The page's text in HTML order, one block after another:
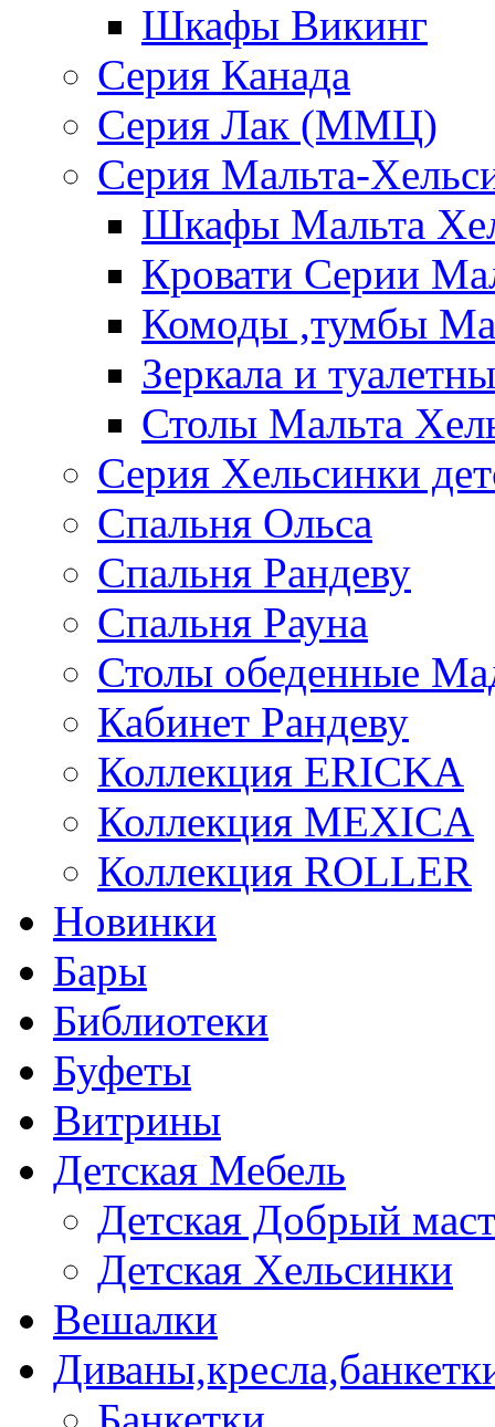
Шкафы Викинг
Серия Канада
Серия Лак (ММЦ)
Серия Мальта-
Шкафы Мальта
Кровати Серии
Комоды ,тумбы
Зеркала и
Столы Мальта
Серия Хельсинки
Спальня Ольса
Спальня Рандеву
Спальня Рауна
Столы обеденные
Кабинет Рандеву
Коллекция ERICKA
Коллекция MEXICA
Коллекция ROLLER
Новинки
Бары
Библиотеки
Буфеты
Витрины
Детская Мебель
Детская Добрый
Детская Хельсинки
Вешалки